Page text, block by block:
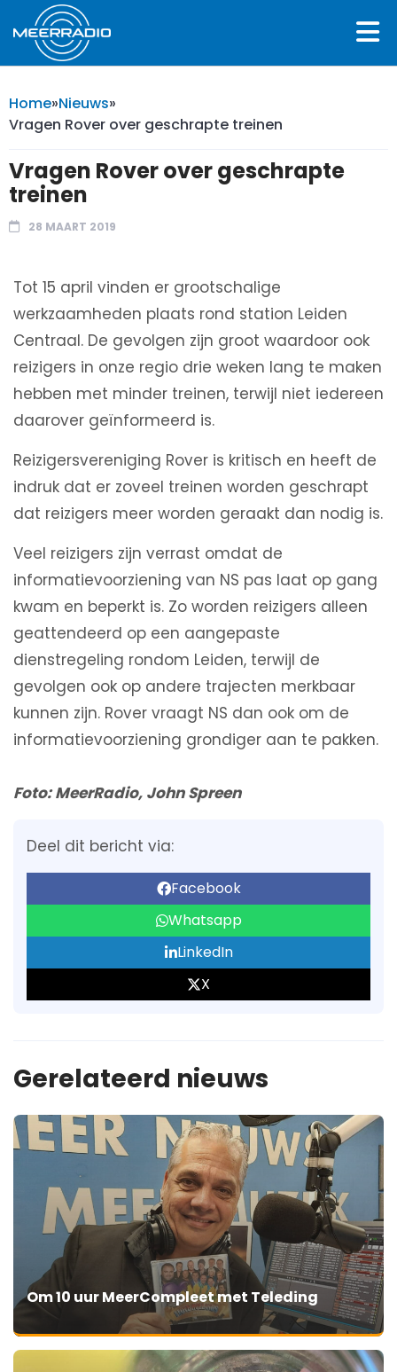
Home»Nieuws»
Vragen Rover over geschrapte treinen
Vragen Rover over geschrapte
treinen
28 MAART 2019
Tot 15 april vinden er grootschalige
werkzaamheden plaats rond station Leiden
Centraal. De gevolgen zijn groot waardoor ook
reizigers in onze regio drie weken lang te maken
hebben met minder treinen, terwijl niet iedereen
daarover geïnformeerd is.
Reizigersvereniging Rover is kritisch en heeft de
indruk dat er zoveel treinen worden geschrapt
dat reizigers meer worden geraakt dan nodig is.
Veel reizigers zijn verrast omdat de
informatievoorziening van NS pas laat op gang
kwam en beperkt is. Zo worden reizigers alleen
geattendeerd op een aangepaste
dienstregeling rondom Leiden, terwijl de
gevolgen ook op andere trajecten merkbaar
kunnen zijn. Rover vraagt NS dan ook om de
informatievoorziening grondiger aan te pakken.
Foto: MeerRadio, John Spreen
Deel dit bericht via:
Facebook
Whatsapp
LinkedIn
X
Gerelateerd nieuws
Om 10 uur MeerCompleet met Teleding